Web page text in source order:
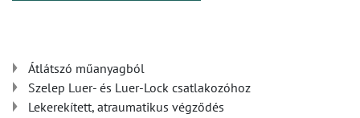
Átlátszó műanyagból
Szelep Luer- és Luer-Lock csatlakozóhoz
Lekerekített, atraumatikus végződés